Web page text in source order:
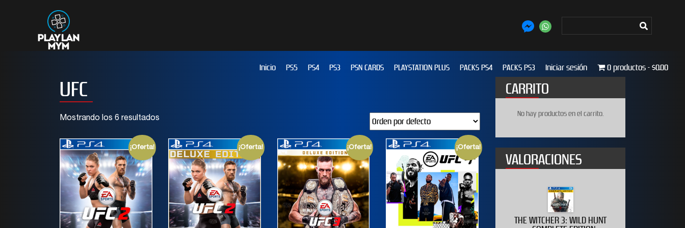
Inicio PS5 PS4 PS3 PSN CARDS PLAYSTATION PLUS PACKS PS4 PACKS PS3 Iniciar sesión 0 productos $0.00
UFC
Mostrando los 6 resultados
¡Oferta! ¡Oferta! ¡Oferta! ¡Oferta!
CARRITO
No hay productos en el carrito.
VALORACIONES
JUST DANCE 2019
EFOOTBALL PES 2020
THE WITCHER 3: WILD HUNT